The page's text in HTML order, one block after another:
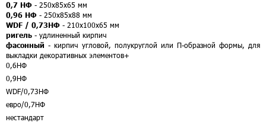
0,7 НФ - 250х85х65 мм
0,96 НФ - 250х85х88 мм
WDF / 0,73НФ - 210х100х65 мм
ригель - удлиненный кирпич
фасонный - кирпич угловой, полукруглой или П-образной формы, для
выкладки декоративных элементов+
0,6НФ
0,9НФ
WDF/0,73НФ
евро/0,7НФ
нестандарт